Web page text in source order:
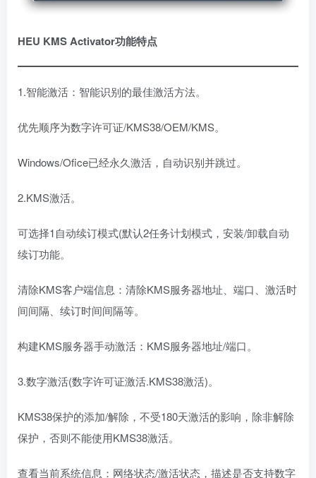
HEU KMS Activator功能特点
1.智能激活：智能识别的最佳激活方法。
优先顺序为数字许可证/KMS38/OEM/KMS。
Windows/Ofice已经永久激活，自动识别并跳过。
2.KMS激活。
可选择1自动续订模式(默认2任务计划模式，安装/卸载自动
续订功能。
清除KMS客户端信息：清除KMS服务器地址、端口、激活时
间间隔、续订时间间隔等。
构建KMS服务器手动激活：KMS服务器地址/端口。
3.数字激活(数字许可证激活.KMS38激活)。
KMS38保护的添加/解除，不受180天激活的影响，除非解除
保护，否则不能使用KMS38激活。
查看当前系统信息：网络状态/激活状态，描述是否支持数字